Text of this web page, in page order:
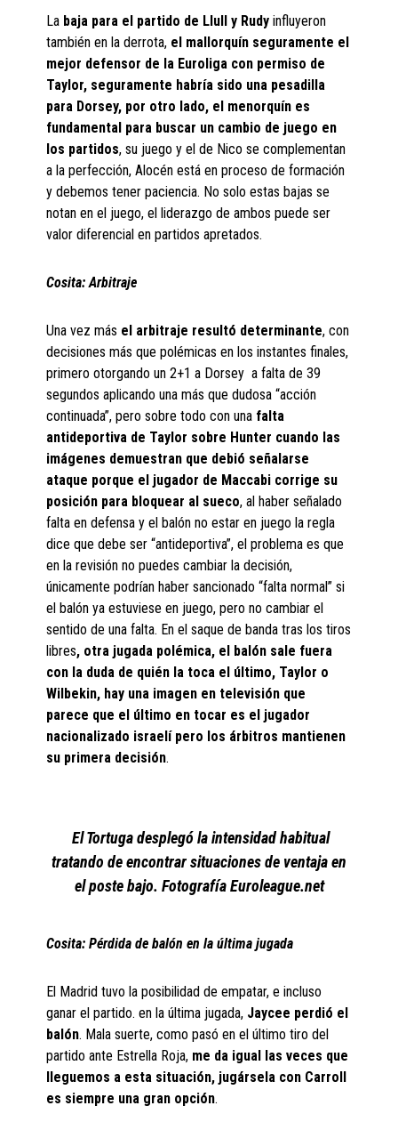
La baja para el partido de Llull y Rudy influyeron
también en la derrota, el mallorquín seguramente el
mejor defensor de la Euroliga con permiso de
Taylor, seguramente habría sido una pesadilla
para Dorsey, por otro lado, el menorquín es
fundamental para buscar un cambio de juego en
los partidos, su juego y el de Nico se complementan
a la perfección, Alocén está en proceso de formación
y debemos tener paciencia. No solo estas bajas se
notan en el juego, el liderazgo de ambos puede ser
valor diferencial en partidos apretados.
Cosita: Arbitraje
Una vez más el arbitraje resultó determinante, con
decisiones más que polémicas en los instantes finales,
primero otorgando un 2+1 a Dorsey a falta de 39
segundos aplicando una más que dudosa “acción
continuada”, pero sobre todo con una falta
antideportiva de Taylor sobre Hunter cuando las
imágenes demuestran que debió señalarse
ataque porque el jugador de Maccabi corrige su
posición para bloquear al sueco, al haber señalado
falta en defensa y el balón no estar en juego la regla
dice que debe ser “antideportiva”, el problema es que
en la revisión no puedes cambiar la decisión,
únicamente podrían haber sancionado “falta normal” si
el balón ya estuviese en juego, pero no cambiar el
sentido de una falta. En el saque de banda tras los tiros
libres, otra jugada polémica, el balón sale fuera
con la duda de quién la toca el último, Taylor o
Wilbekin, hay una imagen en televisión que
parece que el último en tocar es el jugador
nacionalizado israelí pero los árbitros mantienen
su primera decisión.
El Tortuga desplegó la intensidad habitual
tratando de encontrar situaciones de ventaja en
el poste bajo. Fotografía Euroleague.net
Cosita: Pérdida de balón en la última jugada
El Madrid tuvo la posibilidad de empatar, e incluso
ganar el partido. en la última jugada, Jaycee perdió el
balón. Mala suerte, como pasó en el último tiro del
partido ante Estrella Roja, me da igual las veces que
lleguemos a esta situación, jugársela con Carroll
es siempre una gran opción.